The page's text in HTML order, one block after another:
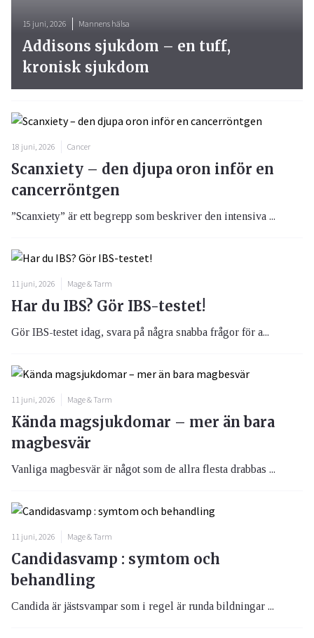
15 juni, 2026 Mannens hälsa
Addisons sjukdom – en tuff,
kronisk sjukdom
18 juni, 2026 Cancer
Scanxiety – den djupa oron inför en
cancerröntgen
”Scanxiety” är ett begrepp som beskriver den intensiva ...
11 juni, 2026 Mage & Tarm
Har du IBS? Gör IBS-testet!
Gör IBS-testet idag, svara på några snabba frågor för a...
11 juni, 2026 Mage & Tarm
Kända magsjukdomar – mer än bara
magbesvär
Vanliga magbesvär är något som de allra flesta drabbas ...
11 juni, 2026 Mage & Tarm
Candidasvamp : symtom och
behandling
Candida är jästsvampar som i regel är runda bildningar ...